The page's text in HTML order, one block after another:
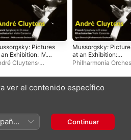
Pictures
Exhibition: IV.
Ox-Cart (Bydło)
Ravel] [Live]
Cluytens·
Mussorgsky:
at an Exhibition:
Promenade I (Arr. for
Ravel) [Live] -
Single
Philharmonia
ver el contenido específico
Continuar